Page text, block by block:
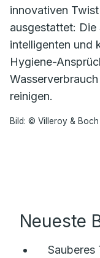
innovativen
ausgestattet: Die
intelligenten und
Hygiene-
reinigen.
Bild: © Villeroy & Boch
Neueste
Sauberes